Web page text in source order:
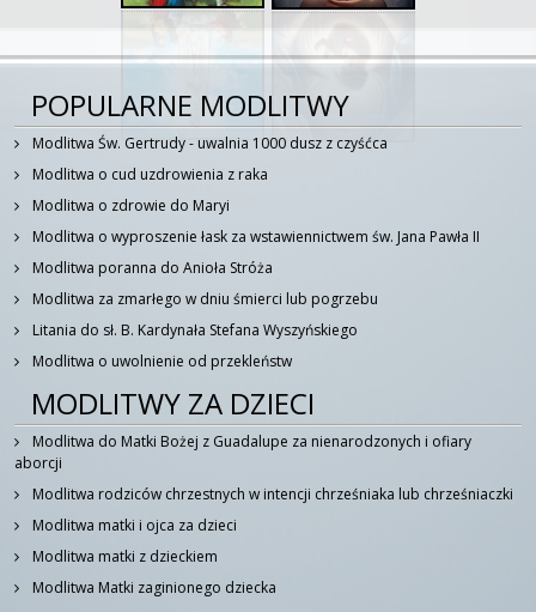
POPULARNE MODLITWY
Modlitwa Św. Gertrudy - uwalnia 1000 dusz z czyśćca
Modlitwa o cud uzdrowienia z raka
Modlitwa o zdrowie do Maryi
Modlitwa o wyproszenie łask za wstawiennictwem św. Jana Pawła II
Modlitwa poranna do Anioła Stróża
Modlitwa za zmarłego w dniu śmierci lub pogrzebu
Litania do sł. B. Kardynała Stefana Wyszyńskiego
Modlitwa o uwolnienie od przekleństw
MODLITWY ZA DZIECI
Modlitwa do Matki Bożej z Guadalupe za nienarodzonych i ofiary
aborcji
Modlitwa rodziców chrzestnych w intencji chrześniaka lub chrześniaczki
Modlitwa matki i ojca za dzieci
Modlitwa matki z dzieckiem
Modlitwa Matki zaginionego dziecka